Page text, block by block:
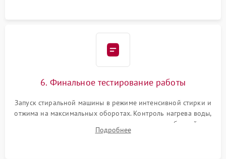
6. Финальное тестирование работы
Запуск стиральной машины в режиме интенсивной стирки и
отжима на максимальных оборотах. Контроль нагрева воды,
корректности слива, отсутствия излишних вибраций,
посторонних стуков и протечек под корпусом.
Подробнее